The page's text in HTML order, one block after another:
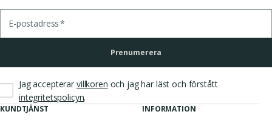
E-postadress*
Prenumerera
Jag accepterar villkoren och jag har läst och förstått
integritetspolicyn.
KUNDTJÄNST INFORMATION